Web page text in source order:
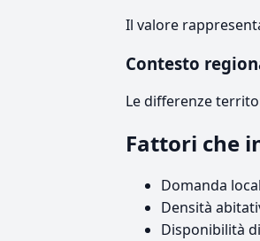
Il valore
Contesto
Le differenze
Fattori che
Domanda
Densità
Disponibilità